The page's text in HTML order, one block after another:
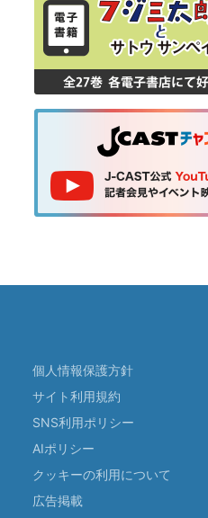
個人情報保護方針
サイト利用規約
SNS利用ポリシー
AIポリシー
クッキーの利用について
広告掲載